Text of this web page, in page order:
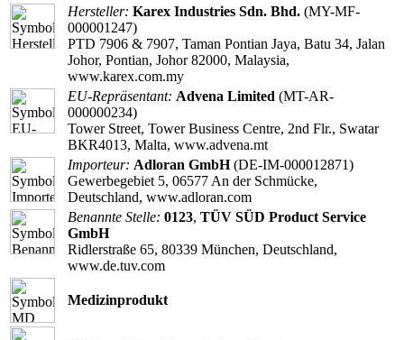
Hersteller: Karex Industries Sdn. Bhd. (MY-MF-
000001247)
PTD 7906 & 7907, Taman Pontian Jaya, Batu 34, Jalan
Johor, Pontian, Johor 82000, Malaysia,
www.karex.com.my
EU-Repräsentant: Advena Limited (MT-AR-
000000234)
Tower Street, Tower Business Centre, 2nd Flr., Swatar
BKR4013, Malta, www.advena.mt
Importeur: Adloran GmbH(DE-IM-000012871)
Gewerbegebiet 5, 06577 An der Schmücke,
Deutschland, www.adloran.com
Benannte Stelle: 0123, TÜV SÜD Product Service
GmbH
Ridlerstraße 65, 80339 München, Deutschland,
www.de.tuv.com
Medizinprodukt